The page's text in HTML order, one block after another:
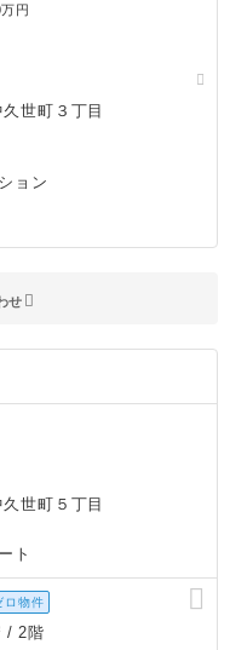
円
世町３丁目
ョン
せ
世町５丁目
ト
ロ物件
/ 2階